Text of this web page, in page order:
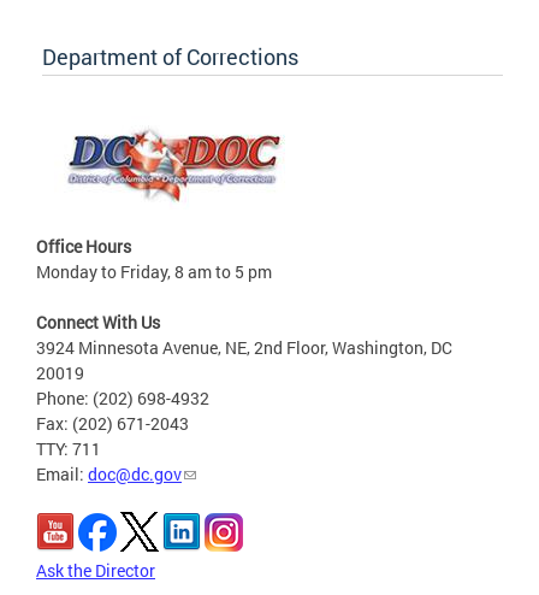
Department of Corrections
Office Hours
Monday to Friday, 8 am to 5 pm
Connect With Us
3924 Minnesota Avenue, NE, 2nd Floor, Washington, DC
20019
Phone: (202) 698-4932
Fax: (202) 671-2043
TTY: 711
Email: doc@dc.gov
Ask the Director